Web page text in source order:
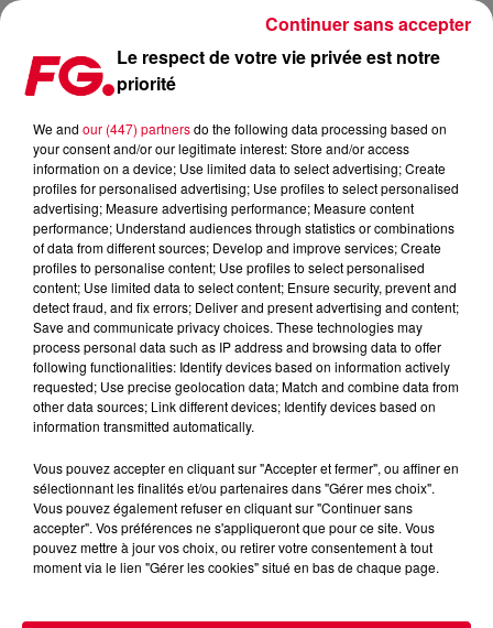
FG MIX DANCE : STEVE AOKI
Le respect de votre vie privée est notre
priorité
We and our (447) partnersdo the following data processing based on
your consent and/or our legitimate interest: Store and/or access
information on a device; Use limited data to select advertising; Create
profiles for personalised advertising; Use profiles to select personalised
advertising; Measure advertising performance; Measure content
performance; Understand audiences through statistics or combinations
of data from different sources; Develop and improve services; Create
profiles to personalise content; Use profiles to select personalised
content; Use limited data to select content; Ensure security, prevent and
detect fraud, and fix errors; Deliver and present advertising and content;
Save and communicate privacy choices. These technologies may
process personal data such as IP address and browsing data to offer
following functionalities: Identify devices based on information actively
requested; Use precise geolocation data; Match and combine data from
other data sources; Link different devices; Identify devices based on
information transmitted automatically.
Vous pouvez accepter en cliquant sur "Accepter et fermer", ou affiner en
sélectionnant les finalités et/ou partenaires dans "Gérer mes choix".
Vous pouvez également refuser en cliquant sur "Continuer sans
accepter". Vos préférences ne s'appliqueront que pour ce site. Vous
pouvez mettre à jour vos choix, ou retirer votre consentement à tout
moment via le lien "Gérer les cookies" situé en bas de chaque page.
Continuer sans accepter